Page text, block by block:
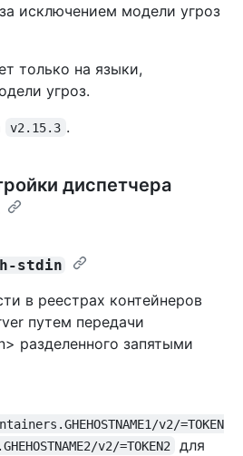
исключением модели угроз
только на языки,
угроз.
v2.15.3 .
диспетчера
stdin
в реестрах контейнеров
путем передачи
разделенного запятыми
v2/=TOKEN
v2/=TOKEN2
для